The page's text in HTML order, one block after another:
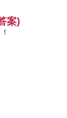
案)